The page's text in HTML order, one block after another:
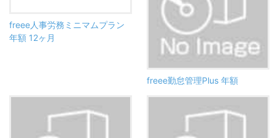
freee人事労務ミニマムプラン
年額 12ヶ月
freee勤怠管理Plus 年額